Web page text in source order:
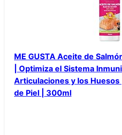
ME GUSTA Aceite de
| Optimiza el Sistema
Articulaciones y los
de Piel | 300ml